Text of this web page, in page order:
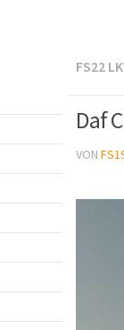
FS22
Daf
VON